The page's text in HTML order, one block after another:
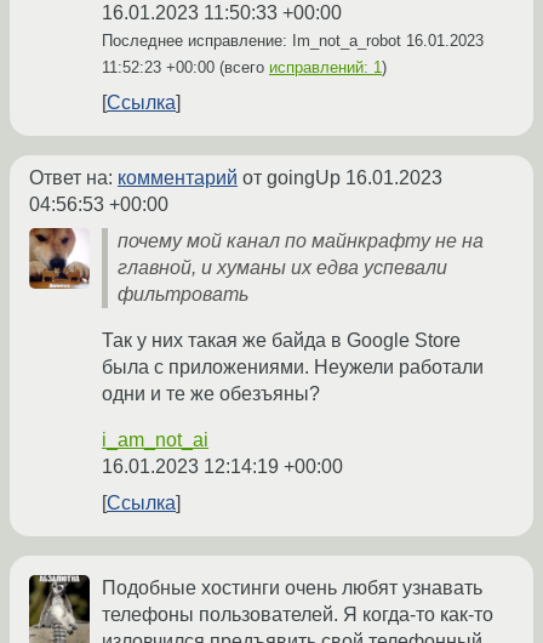
16.01.2023 11:50:33 +00:00
Последнее исправление: Im_not_a_robot 16.01.2023
11:52:23 +00:00 (всего исправлений: 1)
Ссылка
Ответ на: комментарий от goingUp 16.01.2023
04:56:53 +00:00
почему мой канал по майнкрафту не на
главной, и хуманы их едва успевали
фильтровать
Так у них такая же байда в Google Store
была с приложениями. Неужели работали
одни и те же обезъяны?
i_am_not_ai
16.01.2023 12:14:19 +00:00
Ссылка
Подобные хостинги очень любят узнавать
телефоны пользователей. Я когда-то как-то